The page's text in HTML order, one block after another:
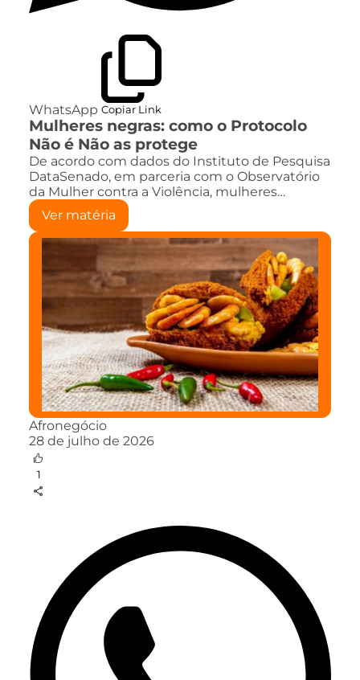
WhatsApp Copiar Link
Mulheres negras: como o Protocolo
Não é Não as protege
De acordo com dados do Instituto de Pesquisa
DataSenado, em parceria com o Observatório
da Mulher contra a Violência, mulheres…
Ver matéria
Afronegócio
28 de julho de 2026
1